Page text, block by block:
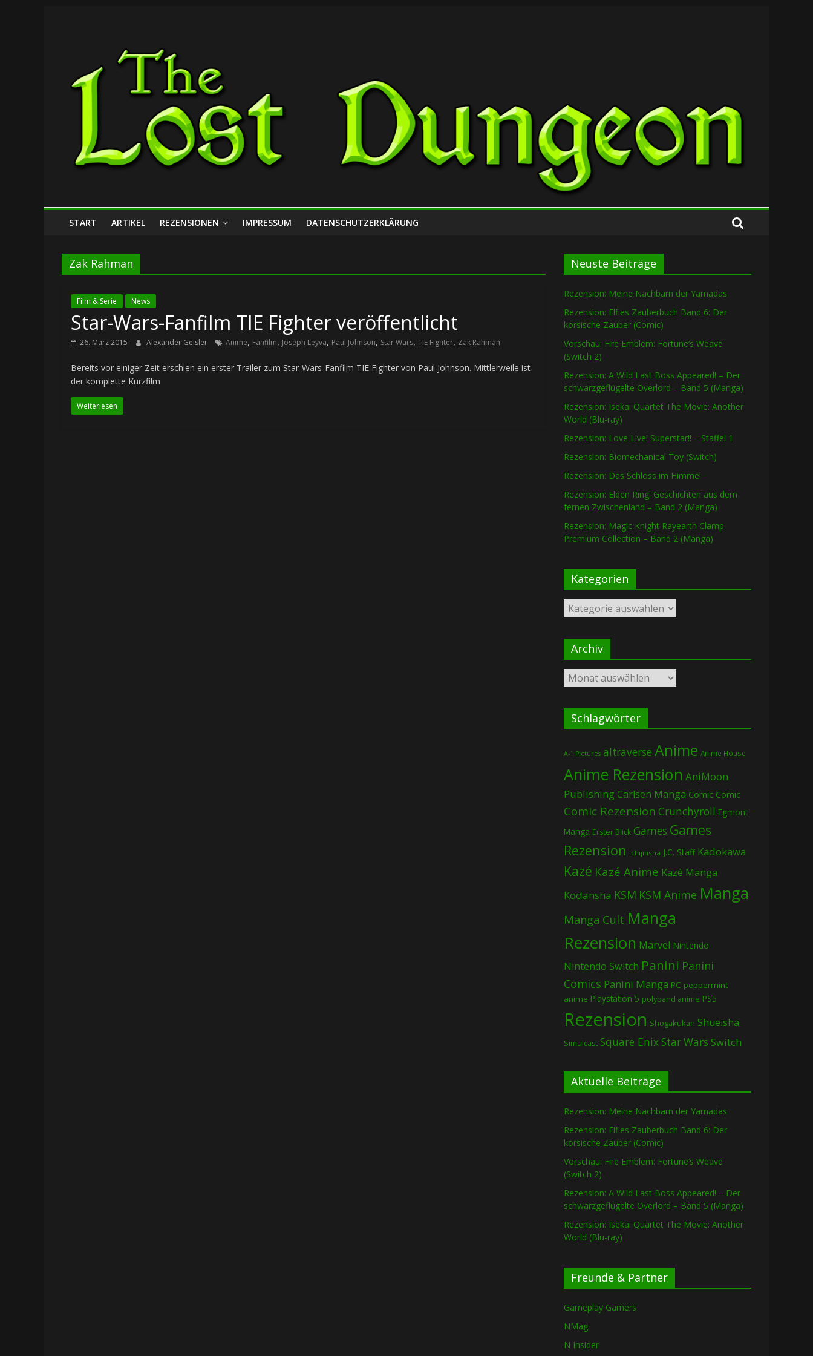
Lost
Dungeon
START ARTIKEL REZENSIONEN IMPRESSUM DATENSCHUTZERKLÄRUNG
Zak Rahman
Film & Serie News
Star-Wars-Fanfilm TIE Fighter veröffentlicht
26. März 2015 Alexander Geisler Anime, Fanfilm, Joseph Leyva, Paul Johnson, Star Wars, TIE Fighter, Zak Rahman
Bereits vor einiger Zeit erschien ein erster Trailer zum Star-Wars-Fanfilm TIE Fighter von Paul Johnson. Mittlerweile ist
der komplette Kurzfilm
Weiterlesen
Neuste Beiträge
Rezension: Meine Nachbarn der Yamadas
Rezension: Elfies Zauberbuch Band 6: Der
korsische Zauber (Comic)
Vorschau: Fire Emblem: Fortune’s Weave
(Switch 2)
Rezension: A Wild Last Boss Appeared! – Der
schwarzgeflügelte Overlord – Band 5 (Manga)
Rezension: Isekai Quartet The Movie: Another
World (Blu-ray)
Rezension: Love Live! Superstar!! – Staffel 1
Rezension: Biomechanical Toy (Switch)
Rezension: Das Schloss im Himmel
Rezension: Elden Ring: Geschichten aus dem
fernen Zwischenland – Band 2 (Manga)
Rezension: Magic Knight Rayearth Clamp
Premium Collection – Band 2 (Manga)
Kategorien
Kategorien
Archiv
Archiv
Schlagwörter
A-1 Pictures altraverse Anime Anime House
Anime Rezension AniMoon
PublishingCarlsen Manga Comic Comic
Comic Rezension Crunchyroll Egmont
Manga Erster Blick Games Games
Rezension Ichijinsha J.C. Staff Kadokawa
Kazé Kazé Anime Kazé Manga
Kodansha KSM KSM Anime Manga
Manga Cult Manga
Rezension Marvel Nintendo
Nintendo Switch Panini Panini
Comics Panini Manga PC peppermint
anime Playstation 5 polyband anime PS5
Rezension Shogakukan Shueisha
Simulcast Square EnixStar Wars Switch
Aktuelle Beiträge
Rezension: Meine Nachbarn der Yamadas
Rezension: Elfies Zauberbuch Band 6: Der
korsische Zauber (Comic)
Vorschau: Fire Emblem: Fortune’s Weave
(Switch 2)
Rezension: A Wild Last Boss Appeared! – Der
schwarzgeflügelte Overlord – Band 5 (Manga)
Rezension: Isekai Quartet The Movie: Another
World (Blu-ray)
Freunde & Partner
Gameplay Gamers
NMag
N Insider